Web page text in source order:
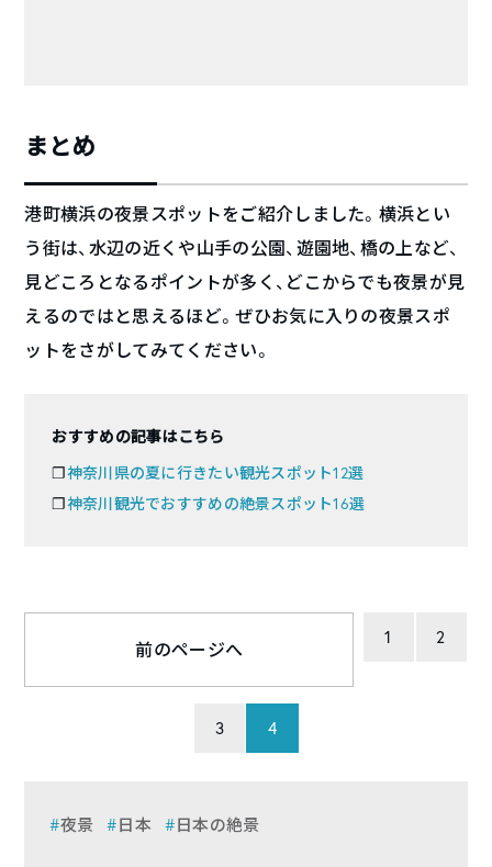
まとめ
港町横浜の夜景スポットをご紹介しました。横浜とい
う街は、水辺の近くや山手の公園、遊園地、橋の上など、
見どころとなるポイントが多く、どこからでも夜景が見
えるのではと思えるほど。ぜひお気に入りの夜景スポ
ットをさがしてみてください。
おすすめの記事はこちら
❐神奈川県の夏に行きたい観光スポット12選
❐神奈川観光でおすすめの絶景スポット16選
前のページへ
1 2
3 4
夜景 日本 日本の絶景